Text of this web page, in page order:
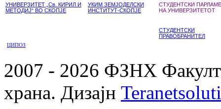
УНИВЕРЗИТЕТ „Св. КИРИЛ И
МЕТОДИЈ“ ВО СКОПЈЕ
УКИМ ЗЕМЈОДЕЛСКИ
ИНСТИТУТ-СКОПЈЕ
СТУДЕНТСКИ
НА УНИВЕРЗИТЕТОТ
СТУДЕНТСКИ
ПРАВОБРАНИТЕЛ
ЦИПОЗ
2007 - 2026 ФЗНХ
храна. Дизајн